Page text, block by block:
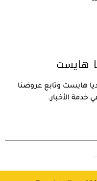
هايست
هايست وتابع عروضنا
خدمة الأخبار.